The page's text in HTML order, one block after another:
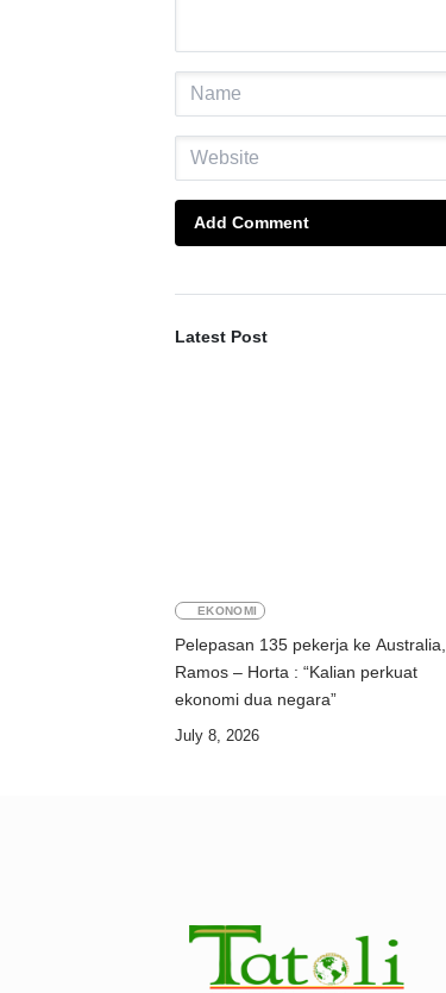
Add Comment
Latest Post
EKONOMI
Pelepasan 135 pekerja ke Australia,
Ramos – Horta : “Kalian perkuat
ekonomi dua negara”
July 8, 2026